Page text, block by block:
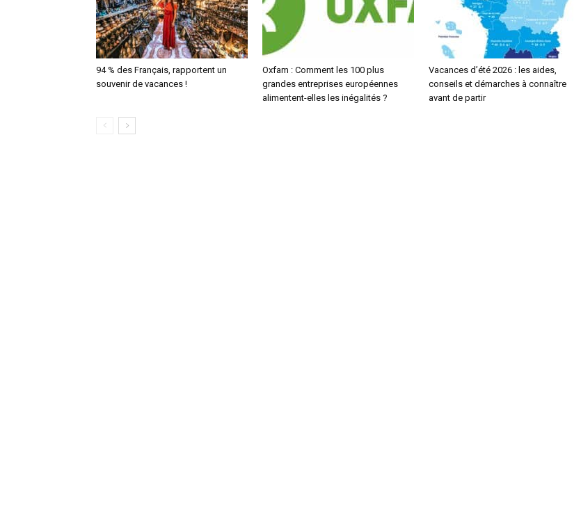
94 % des Français, rapportent un
souvenir de vacances !
Oxfam : Comment les 100 plus
grandes entreprises européennes
alimentent-elles les inégalités ?
Vacances d’été 2026 : les aides,
conseils et démarches à connaître
avant de partir